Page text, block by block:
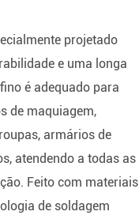
projetado
e uma longa
é adequado para
de maquiagem,
armários de
atendendo a todas as
Feito com materiais
de soldagem